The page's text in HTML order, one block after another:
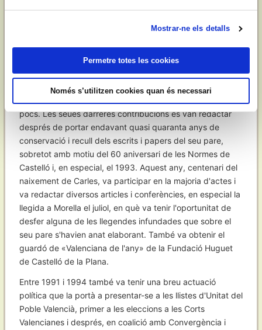
Mostrar-ne els detalls
Permetre totes les cookies
Només s’utilitzen cookies quan és necessari
les principals biblioteques i hemeroteques de Castelló i de
València portant endavant, a la seua avançada edat, una
complexa recerca per completar, tant com fóra possible,
la bibliografia del seu pare. Si tenim en compte que
s'havia de desplaçar cada vegada des de Benassal,
pocs. Les seues darreres contribucions es van redactar
després de portar endavant quasi quaranta anys de
conservació i recull dels escrits i papers del seu pare,
sobretot amb motiu del 60 aniversari de les Normes de
Castelló i, en especial, el 1993. Aquest any, centenari del
naixement de Carles, va participar en la majoria d'actes i
va redactar diversos articles i conferències, en especial la
llegida a Morella el juliol, en què va tenir l'oportunitat de
desfer alguna de les llegendes infundades que sobre el
seu pare s'havien anat elaborant. També va obtenir el
guardó de «Valenciana de l'any» de la Fundació Huguet
de Castelló de la Plana.
Entre 1991 i 1994 també va tenir una breu actuació
política que la portà a presentar-se a les llistes d'Unitat del
Poble Valencià, primer a les eleccions a les Corts
Valencianes i després, en coalició amb Convergència i